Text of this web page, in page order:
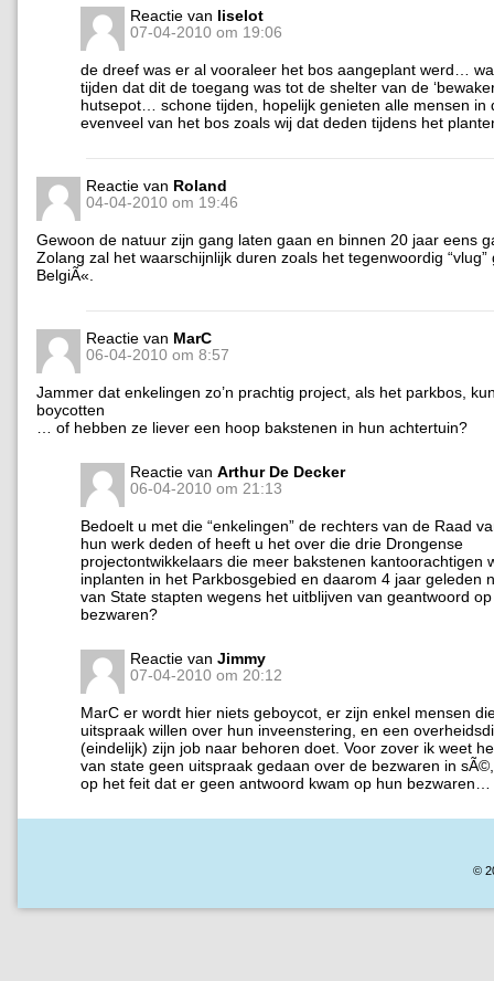
Reactie van liselot
07-04-2010 om 19:06
de dreef was er al vooraleer het bos aangeplant werd…
tijden dat dit de toegang was tot de shelter van de
hutsepot… schone tijden, hopelijk genieten alle mensen in
evenveel van het bos zoals wij dat deden tijdens het
Reactie van Roland
04-04-2010 om 19:46
Gewoon de natuur zijn gang laten gaan en binnen 20 jaar eens
Zolang zal het waarschijnlijk duren zoals het tegenwoordig “vlug”
BelgiÃ«.
Reactie van MarC
06-04-2010 om 8:57
Jammer dat enkelingen zo’n prachtig project, als het parkbos,
boycotten
… of hebben ze liever een hoop bakstenen in hun achtertuin?
Reactie van Arthur De Decker
06-04-2010 om 21:13
Bedoelt u met die “enkelingen” de rechters van de Raad
hun werk deden of heeft u het over die drie Drongense
projectontwikkelaars die meer bakstenen kantoorachtigen
inplanten in het Parkbosgebied en daarom 4 jaar geleden
van State stapten wegens het uitblijven van geantwoord
bezwaren?
Reactie van Jimmy
07-04-2010 om 20:12
MarC er wordt hier niets geboycot, er zijn enkel mensen
uitspraak willen over hun inveenstering, en een
(eindelijk) zijn job naar behoren doet. Voor zover ik weet
van state geen uitspraak gedaan over de bezwaren in
op het feit dat er geen antwoord kwam op hun bezwaren…
©